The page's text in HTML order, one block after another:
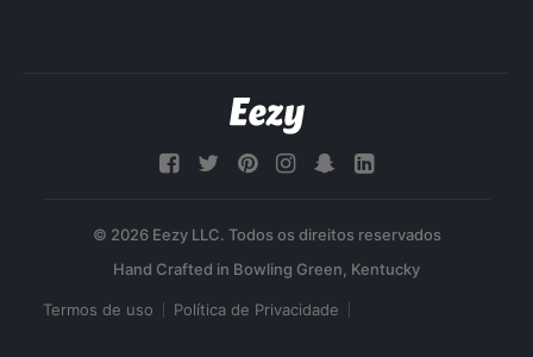
© 2026 Eezy LLC. Todos os direitos reservados
Termos de uso Política de Privacidade